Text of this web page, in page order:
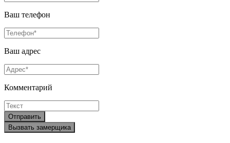
Ваш телефон
Ваш адрес
Комментарий
Отправить
Вызвать замерщика